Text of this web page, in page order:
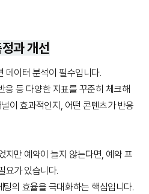
과 개선
데이터 분석이 필수입니다.
응 등 다양한 지표를 꾸준히 체크해
이 효과적인지, 어떤 콘텐츠가 반응
지만 예약이 늘지 않는다면, 예약 프
요가 있습니다.
의 효율을 극대화하는 핵심입니다.